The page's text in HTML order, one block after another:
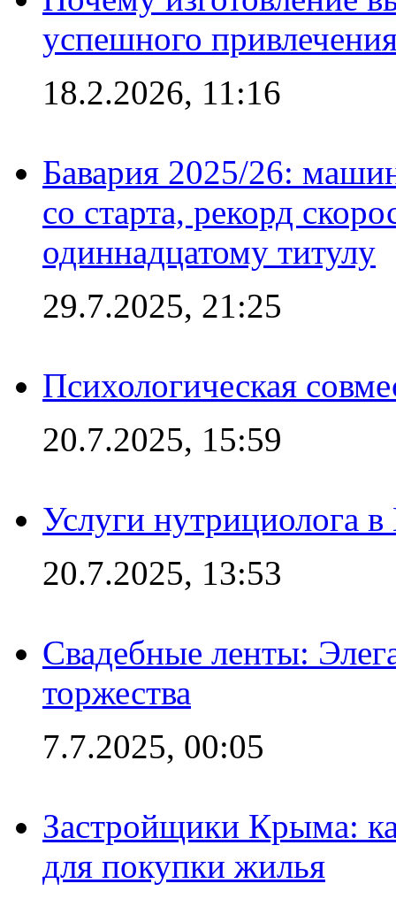
успешного
18.2.2026, 11:16
Бавария 2025/26:
со старта, рекорд
одиннадцатому титулу
29.7.2025, 21:25
Психологическая
20.7.2025, 15:59
Услуги нутрициолога
20.7.2025, 13:53
Свадебные ленты:
торжества
7.7.2025, 00:05
Застройщики Крыма:
для покупки жилья